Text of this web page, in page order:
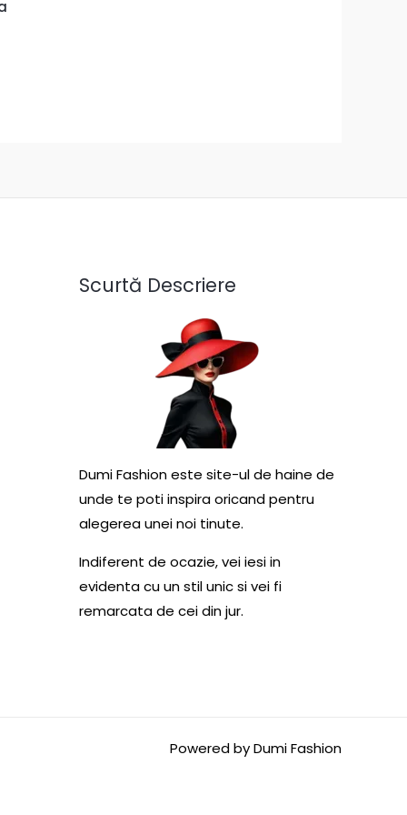
Scurtă Descriere
Dumi Fashion este site-ul de haine de
unde te poti inspira oricand pentru
alegerea unei noi tinute.
Indiferent de ocazie, vei iesi in
evidenta cu un stil unic si vei fi
remarcata de cei din jur.
Powered by Dumi Fashion